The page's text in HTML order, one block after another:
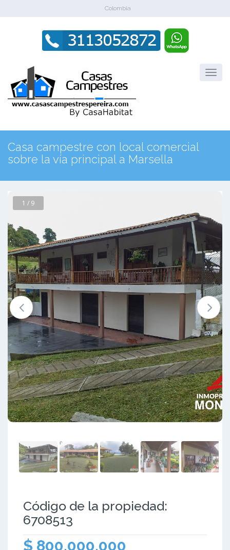
Colombia
Casa campestre con local comercial
sobre la vía principal a Marsella
1 / 9
Código de la propiedad:
6708513
$ 800,000,000